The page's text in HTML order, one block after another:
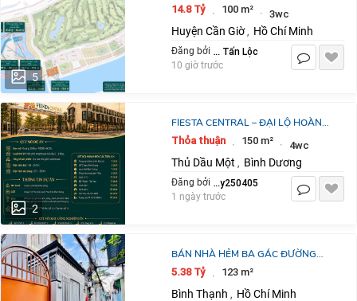
5
TIỀN TẠI VINHOMES PARADISE CẦN
14.8 Tỷ · 100 m² · 3wc
Huyện Cần Giờ , Hồ Chí Minh
Đăng bởi Nguyễn Tấn Lộc
10 giờ trước
2
FIESTA CENTRAL – ĐẠI LỘ HOÀNG
KIM TÂM ĐIỂM ĐẦU TƯ GIỮA
THÀNH PHỐ MỚI BÌNH DƯƠNG
Thỏa thuận · 150 m² · 4wc
Thủ Dầu Một , Bình Dương
Đăng bởi thuythuy250405
1 ngày trước
BÁN NHÀ HẺM BA GÁC ĐƯỜNG
XVNT, Q.BÌNH THẠNH 123,5 M2 SHR
CHỈ 5TỶ38. LH:0792022984.
5.38 Tỷ · 123 m²
Bình Thạnh , Hồ Chí Minh